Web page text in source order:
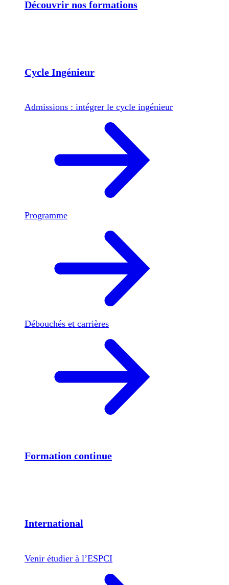
Découvrir nos formations
Cycle Ingénieur
Admissions : intégrer le cycle ingénieur
Programme
Débouchés et carrières
Formation continue
International
Venir étudier à l’ESPCI